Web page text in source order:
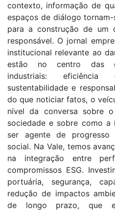
contexto, informação de
espaços de diálogo
para a construção de um
responsável. O jornal
institucional relevante ao
estão no centro das
industriais: eficiência
sustentabilidade e
do que noticiar fatos, o
nível da conversa sobre
sociedade e sobre como
ser agente de progresso
social. Na Vale, temos
na integração entre
compromissos ESG.
portuária, segurança,
redução de impactos
de longo prazo, que